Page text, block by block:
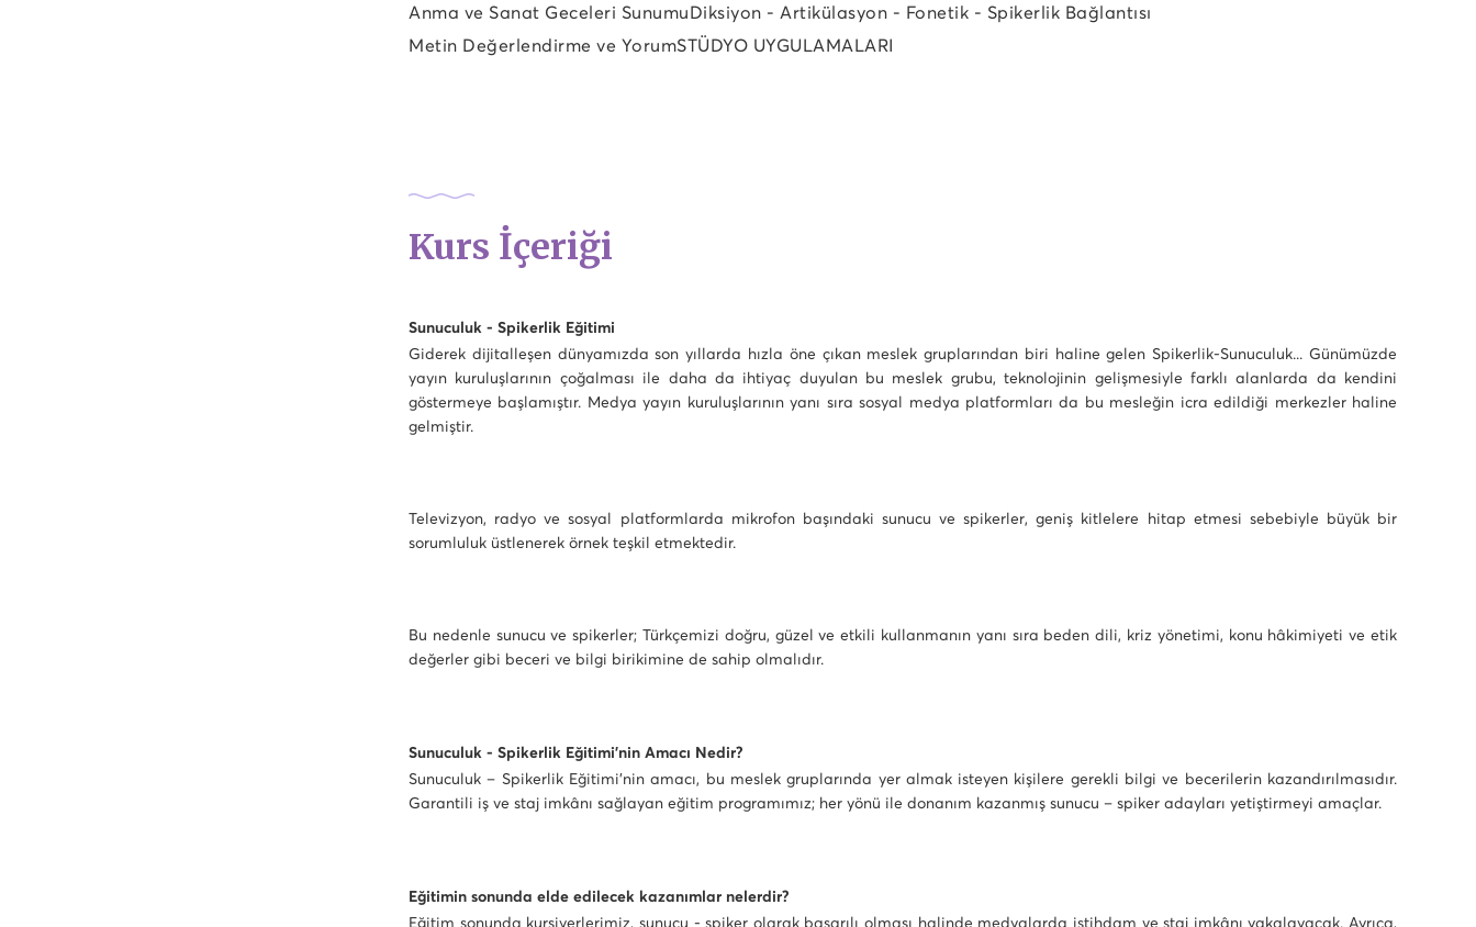
Anma ve Sanat Geceleri SunumuDiksiyon - Artikülasyon - Fonetik - Spikerlik Bağlantısı
Metin Değerlendirme ve YorumSTÜDYO UYGULAMALARI
Kurs İçeriği
Sunuculuk - Spikerlik Eğitimi
Giderek dijitalleşen dünyamızda son yıllarda hızla öne çıkan meslek gruplarından biri haline gelen Spikerlik-Sunuculuk... Günümüzde
yayın kuruluşlarının çoğalması ile daha da ihtiyaç duyulan bu meslek grubu, teknolojinin gelişmesiyle farklı alanlarda da kendini
göstermeye başlamıştır. Medya yayın kuruluşlarının yanı sıra sosyal medya platformları da bu mesleğin icra edildiği merkezler haline
gelmiştir.
Televizyon, radyo ve sosyal platformlarda mikrofon başındaki sunucu ve spikerler, geniş kitlelere hitap etmesi sebebiyle büyük bir
sorumluluk üstlenerek örnek teşkil etmektedir.
Bu nedenle sunucu ve spikerler; Türkçemizi doğru, güzel ve etkili kullanmanın yanı sıra beden dili, kriz yönetimi, konu hâkimiyeti ve etik
değerler gibi beceri ve bilgi birikimine de sahip olmalıdır.
Sunuculuk - Spikerlik Eğitimi’nin Amacı Nedir?
Sunuculuk – Spikerlik Eğitimi’nin amacı, bu meslek gruplarında yer almak isteyen kişilere gerekli bilgi ve becerilerin kazandırılmasıdır.
Garantili iş ve staj imkânı sağlayan eğitim programımız; her yönü ile donanım kazanmış sunucu – spiker adayları yetiştirmeyi amaçlar.
Eğitimin sonunda elde edilecek kazanımlar nelerdir?
Eğitim sonunda kursiyerlerimiz, sunucu - spiker olarak başarılı olması halinde medyalarda istihdam ve staj imkânı yakalayacak. Ayrıca,